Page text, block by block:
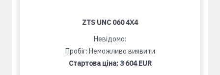
ZTS UNC 060 4X4
Невідомо:
Пробіг: Неможливо виявити
Стартова ціна: 3 604 EUR